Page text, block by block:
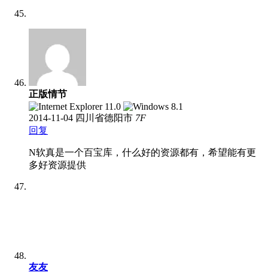
正版情节
2014-11-04 四川省德阳市 7F
回复
N软真是一个百宝库，什么好的资源都有，希望能有更
多好资源提供
友友